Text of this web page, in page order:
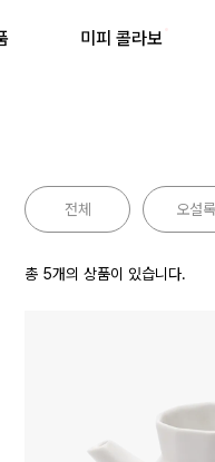
미피 콜라보
인기 검색어
전체 오설록
총 5개의 상품이 있습니다.